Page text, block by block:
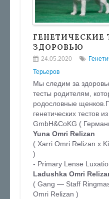
ГЕНЕТИЧЕСКИЕ
ЗДОРОВЬЮ
24.05.2020
Терьеров
Мы следим за
тесты родителям,
родословные
генетических тестов
GmbH&CoKG (
Yuna Omri Relizan
( Xarri Omri Relizan x
)
- Primary Lense
Ladushka Omri
( Gang — Staff
Omri Relizan )